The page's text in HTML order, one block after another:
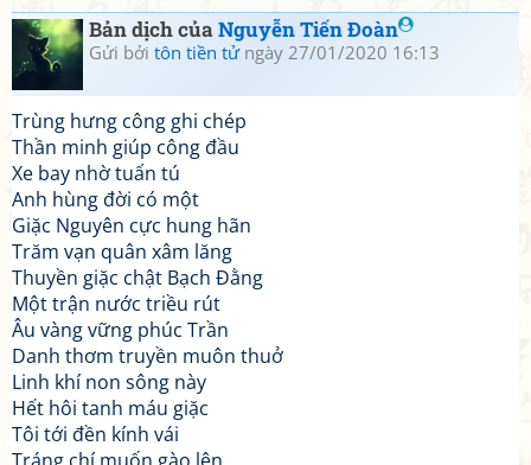
Bản dịch củaNguyễn Tiến Đoàn
Gửi bởi tôn tiền tửngày 27/01/2020 16:13
Trùng hưng công ghi chép
Thần minh giúp công đầu
Xe bay nhờ tuấn tú
Anh hùng đời có một
Giặc Nguyên cực hung hãn
Trăm vạn quân xâm lăng
Thuyền giặc chật Bạch Đằng
Một trận nước triều rút
Âu vàng vững phúc Trần
Danh thơm truyền muôn thuở
Linh khí non sông này
Hết hôi tanh máu giặc
Tôi tới đền kính vái